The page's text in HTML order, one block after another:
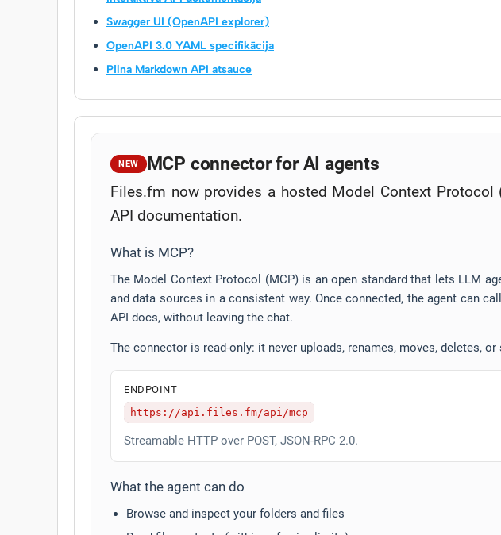
Swagger UI (OpenAPI explorer)
OpenAPI 3.0 YAML specifikācija
Pilna Markdown API atsauce
NEW MCP connector for AI agents
Files.fm now provides a hosted Model Context
API documentation.
What is MCP?
The Model Context Protocol (MCP) is an open standard that lets LLM
and data sources in a consistent way. Once connected, the agent can
API docs, without leaving the chat.
The connector is read-only: it never uploads, renames, moves, deletes,
ENDPOINT
https://api.files.fm/api/mcp
Streamable HTTP over POST, JSON-RPC 2.0.
What the agent can do
Browse and inspect your folders and files